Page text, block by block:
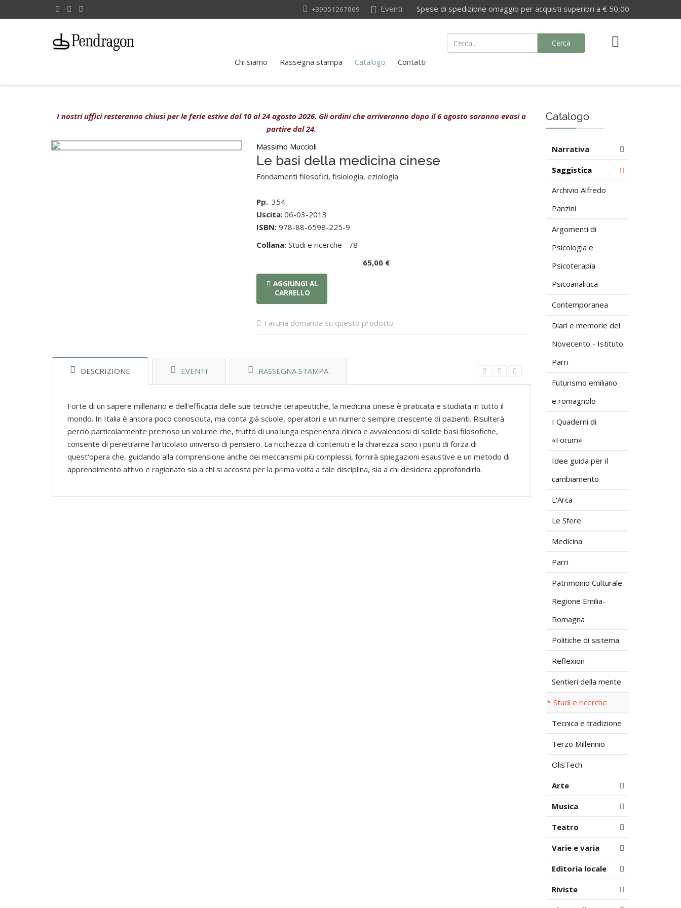
Eventi Spese di spedizione omaggio per acquisti superiori a € 50,00
+39051267869
Chi siamo Rassegna stampa Catalogo Contatti
Cerca
I nostri uffici resteranno chiusi per le ferie estive dal 10 al 24 agosto 2026. Gli ordini che arriveranno dopo il 6 agosto saranno evasi a
partire dal 24.
Massimo Muccioli
Le basi della medicina cinese
Fondamenti filosofici, fisiologia, eziologia
Pp. 354
Uscita: 06-03-2013
ISBN: 978-88-6598-225-9
Collana: Studi e ricerche - 78
65,00 €
AGGIUNGI AL
CARRELLO
Fai una domanda su questo prodotto
DESCRIZIONE EVENTI RASSEGNA STAMPA
Forte di un sapere millenario e dell'efficacia delle sue tecniche terapeutiche, la medicina cinese è praticata e studiata in tutto il
mondo. In Italia è ancora poco conosciuta, ma conta già scuole, operatori e un numero sempre crescente di pazienti. Risulterà
perciò particolarmente prezioso un volume che, frutto di una lunga esperienza clinica e avvalendosi di solide basi filosofiche,
consente di penetrarne l'articolato universo di pensiero. La ricchezza di contenuti e la chiarezza sono i punti di forza di
quest'opera che, guidando alla comprensione anche dei meccanismi più complessi, fornirà spiegazioni esaustive e un metodo di
apprendimento attivo e ragionato sia a chi si accosta per la prima volta a tale disciplina, sia a chi desidera approfondirla.
Catalogo
Narrativa
Saggistica
Archivio Alfredo
Panzini
Argomenti di
Psicologia e
Psicoterapia
Psicoanalitica
Contemporanea
Diari e memorie del
Novecento - Istituto
Parri
Futurismo emiliano
e romagnolo
I Quaderni di
«Forum»
Idee guida per il
cambiamento
L'Arca
Le Sfere
Medicina
Parri
Patrimonio Culturale
Regione Emilia-
Romagna
Politiche di sistema
Reflexion
Sentieri della mente
Studi e ricerche
Tecnica e tradizione
Terzo Millennio
OlisTech
Arte
Musica
Teatro
Varie e varia
Editoria locale
Riviste